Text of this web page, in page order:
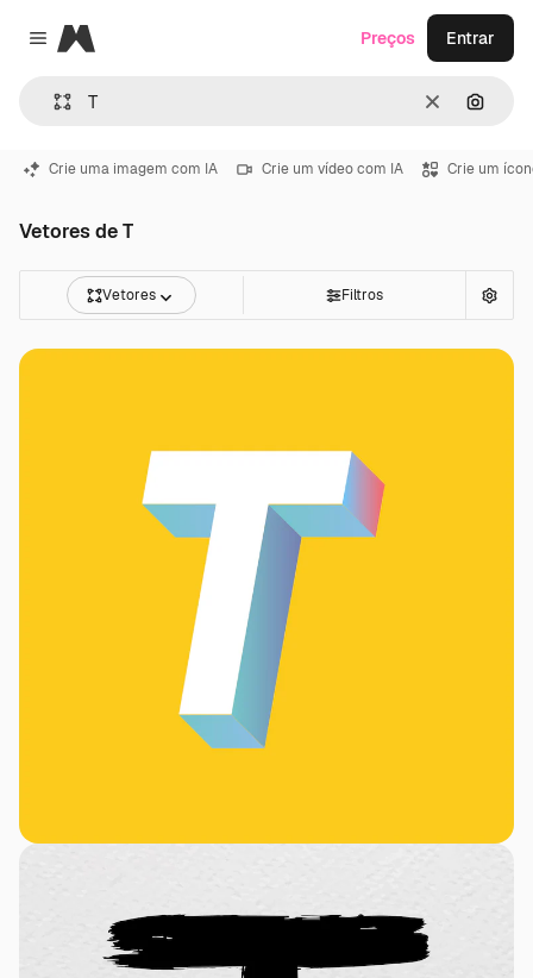
Close menu
Magnific
Limpar
Preços Entrar
Crie uma imagem com IA Crie um vídeo com IA Crie um
Vetores de T
Vetores Filtros